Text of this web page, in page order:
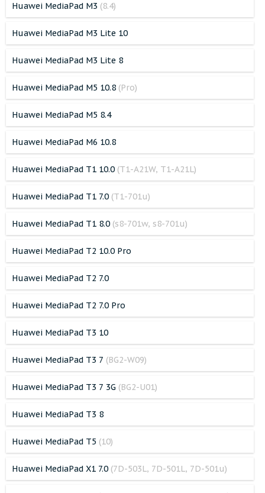
Huawei MediaPad M3 (8.4)
Huawei MediaPad M3 Lite 10
Huawei MediaPad M3 Lite 8
Huawei MediaPad M5 10.8 (Pro)
Huawei MediaPad M5 8.4
Huawei MediaPad M6 10.8
Huawei MediaPad T1 10.0 (T1-A21W, T1-A21L)
Huawei MediaPad T1 7.0 (T1-701u)
Huawei MediaPad T1 8.0 (s8-701w, s8-701u)
Huawei MediaPad T2 10.0 Pro
Huawei MediaPad T2 7.0
Huawei MediaPad T2 7.0 Pro
Huawei MediaPad T3 10
Huawei MediaPad T3 7 (BG2-W09)
Huawei MediaPad T3 7 3G (BG2-U01)
Huawei MediaPad T3 8
Huawei MediaPad T5 (10)
Huawei MediaPad X1 7.0 (7D-503L, 7D-501L, 7D-501u)